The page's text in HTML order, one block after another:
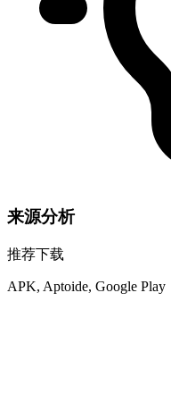
来源分析
推荐下载
APK, Aptoide, Google Play